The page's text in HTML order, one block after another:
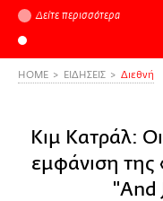
Δείτε περισσότερα
HOME ΕΙΔΗΣΕΙΣ Διεθνή
Κιμ Κατράλ:
εμφάνιση της
"And